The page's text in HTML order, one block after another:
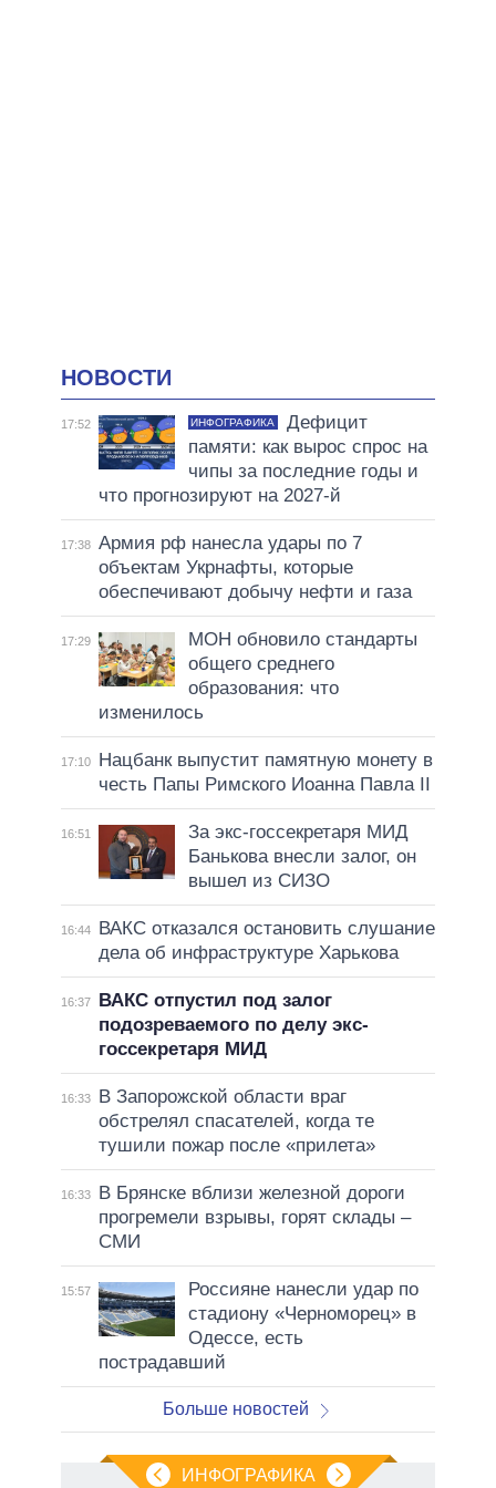
НОВОСТИ
17:52 ИНФОГРАФИКА
Дефицит
памяти: как вырос спрос на
чипы за последние годы и
что прогнозируют на 2027-й
17:38 Армия рф нанесла удары по 7
объектам Укрнафты, которые
обеспечивают добычу нефти и газа
17:29
МОН обновило стандарты
общего среднего
образования: что
изменилось
17:10
Нацбанк выпустит памятную монету в
честь Папы Римского Иоанна Павла II
16:51
За экс-госсекретаря МИД
Банькова внесли залог, он
вышел из СИЗО
16:44
ВАКС отказался остановить слушание
дела об инфраструктуре Харькова
16:37
ВАКС отпустил под залог
подозреваемого по делу экс-
госсекретаря МИД
16:33
В Запорожской области враг
обстрелял спасателей, когда те
тушили пожар после «прилета»
16:33
В Брянске вблизи железной дороги
прогремели взрывы, горят склады –
СМИ
15:57
Россияне нанесли удар по
стадиону «Черноморец» в
Одессе, есть
пострадавший
Больше новостей
ИНФОГРАФИКА